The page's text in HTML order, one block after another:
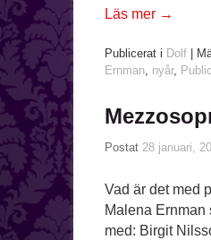
Läs mer →
Publicerat i Dolf
Ernman, nyår,
Postat 28 januari,
Vad är det med
Malena Ernman
med: Birgit